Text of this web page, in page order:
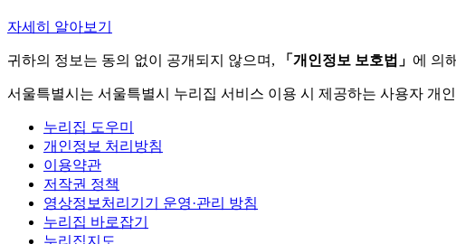
자세히 알아보기
귀하의 정보는 동의 없이 공개되지 않으며, 「개인정보 보호법」 에 의
서울특별시는 서울특별시 누리집 서비스 이용 시 제공하는 사용자 개
누리집 도우미
개인정보 처리방침
이용약관
저작권 정책
영상정보처리기기 운영·관리 방침
누리집 바로잡기
누리집지도